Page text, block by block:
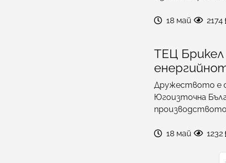
18 май 2174
ТЕЦ Брикел
Дружеството е
Югоизточна
18 май 1232